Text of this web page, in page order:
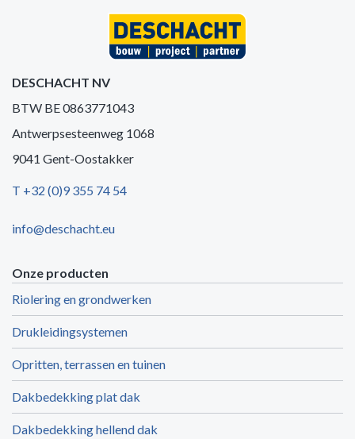
DESCHACHT NV
BTW BE 0863771043
Antwerpsesteenweg 1068
9041 Gent-Oostakker
T +32 (0)9 355 74 54
info@deschacht.eu
Onze producten
Riolering en grondwerken
Drukleidingsystemen
Opritten, terrassen en tuinen
Dakbedekking plat dak
Dakbedekking hellend dak